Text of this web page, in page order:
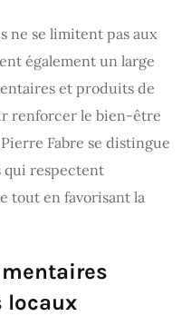
ne se limitent pas aux
également un large
et produits de
renforcer le bien-être
Fabre se distingue
qui respectent
tout en favorisant la
locaux